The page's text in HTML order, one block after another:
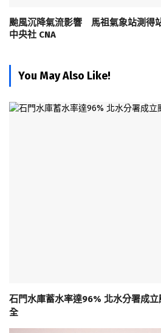
颱風沉降氣流影響 馬祖氣象站測得
中央社 CNA
You May Also Like!
石門水庫蓄水率達96% 北水分署成
全